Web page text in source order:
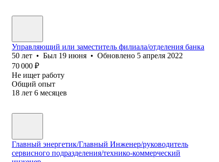
Управляющий или заместитель филиала/отделения банка
50 лет • Был 19 июня • Обновлено 5 апреля 2022
70 000 ₽
Не ищет работу
Общий опыт
18 лет 6 месяцев
Главный энергетик/Главный Инженер/руководитель
сервисного подразделения/технико-коммерческий